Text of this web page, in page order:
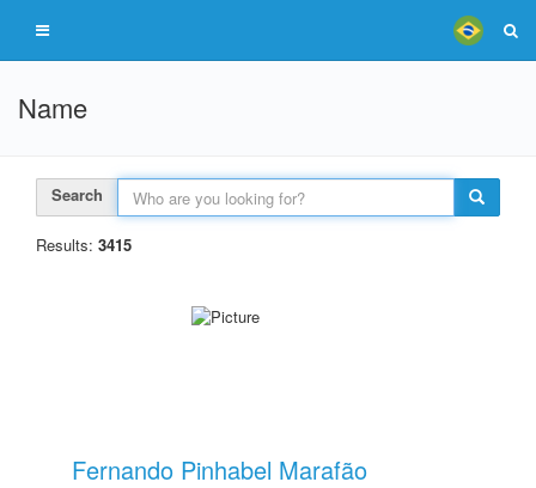
Name
Search
Results: 3415
Fernando Pinhabel Marafão